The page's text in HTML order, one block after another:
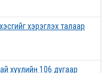
хэрэглэх талаар
хуулийн 106 дугаар